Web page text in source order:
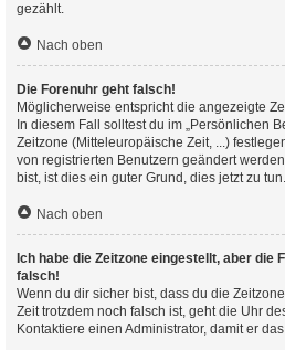
gezählt.
Nach oben
Die Forenuhr geht falsch!
Möglicherweise entspricht die angezeigte
In diesem Fall solltest du im „Persönlichen
Zeitzone (Mitteleuropäische Zeit, ...)
von registrierten Benutzern geändert
bist, ist dies ein guter Grund, dies jetzt zu tun.
Nach oben
Ich habe die Zeitzone eingestellt, aber die
falsch!
Wenn du dir sicher bist, dass du die
Zeit trotzdem noch falsch ist, geht die Uhr
Kontaktiere einen Administrator, damit er